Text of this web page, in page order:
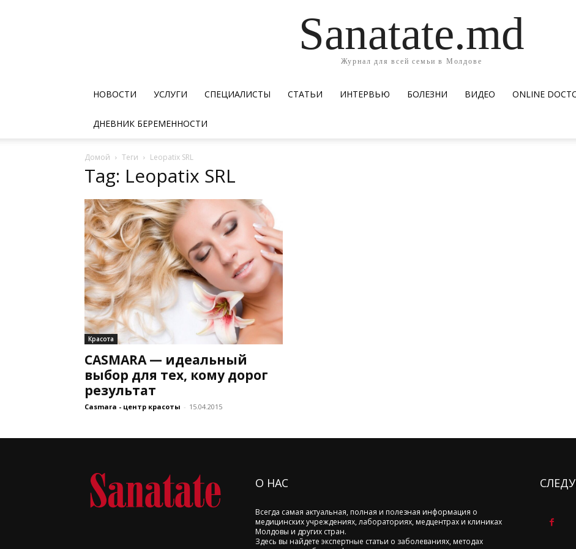
Sanatate.md
Журнал для всей семьи в Молдове
НОВОСТИ УСЛУГИ СПЕЦИАЛИСТЫ СТАТЬИ ИНТЕРВЬЮ БОЛЕЗНИ ВИДЕО ОNLINE
ДНЕВНИК БЕРЕМЕННОСТИ
Домой Теги Leopatix SRL
Tag: Leopatix SRL
Красота
CASMARA — идеальный
выбор для тех, кому дорог
результат
Casmara - центр красоты - 15.04.2015
О НАС
Всегда самая актуальная, полная и полезная информация о
медицинских учреждениях, лабораториях, медцентрах и клиниках
Молдовы и других стран.
Здесь вы найдете экспертные статьи о заболеваниях, методах